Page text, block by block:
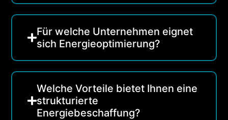
Für welche Unternehmen eignet
sich Energie­optimierung?
Welche Vorteile bietet Ihnen eine
strukturierte
Energiebeschaffung?